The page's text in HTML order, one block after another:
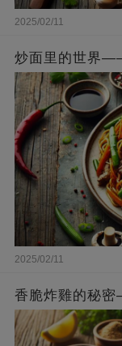
2025/02/11
炒面里的世界
2025/02/11
香脆炸雞的秘